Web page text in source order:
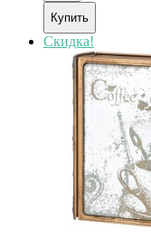
Купить
Скидка!